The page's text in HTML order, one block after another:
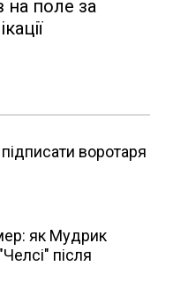
поле за
воротаря
як Мудрик
після